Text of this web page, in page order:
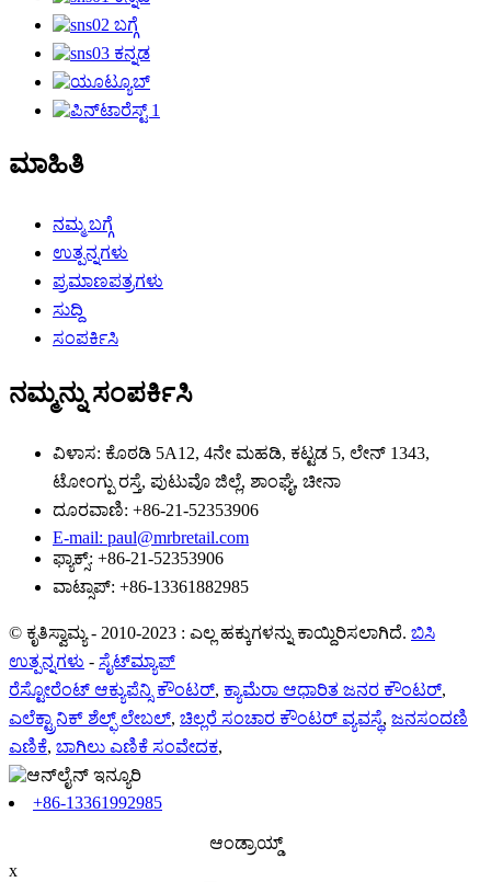
ಮಾಹಿತಿ
ನಮ್ಮ ಬಗ್ಗೆ
ಉತ್ಪನ್ನಗಳು
ಪ್ರಮಾಣಪತ್ರಗಳು
ಸುದ್ದಿ
ಸಂಪರ್ಕಿಸಿ
ನಮ್ಮನ್ನು ಸಂಪರ್ಕಿಸಿ
ವಿಳಾಸ: ಕೊಠಡಿ 5A12, 4ನೇ ಮಹಡಿ, ಕಟ್ಟಡ 5, ಲೇನ್ 1343,
ಟೋಂಗ್ಪು ರಸ್ತೆ, ಪುಟುವೊ ಜಿಲ್ಲೆ, ಶಾಂಘೈ, ಚೀನಾ
ದೂರವಾಣಿ: +86-21-52353906
E-mail: paul@mrbretail.com
ಫ್ಯಾಕ್ಸ್: +86-21-52353906
ವಾಟ್ಸಾಪ್: +86-13361882985
© ಕೃತಿಸ್ವಾಮ್ಯ - 2010-2023 : ಎಲ್ಲ ಹಕ್ಕುಗಳನ್ನು ಕಾಯ್ದಿರಿಸಲಾಗಿದೆ. ಬಿಸಿ
ಉತ್ಪನ್ನಗಳು - ಸೈಟ್‌ಮ್ಯಾಪ್
ರೆಸ್ಟೋರೆಂಟ್ ಆಕ್ಯುಪೆನ್ಸಿ ಕೌಂಟರ್, ಕ್ಯಾಮೆರಾ ಆಧಾರಿತ ಜನರ ಕೌಂಟರ್,
ಎಲೆಕ್ಟ್ರಾನಿಕ್ ಶೆಲ್ಫ್ ಲೇಬಲ್, ಚಿಲ್ಲರೆ ಸಂಚಾರ ಕೌಂಟರ್ ವ್ಯವಸ್ಥೆ, ಜನಸಂದಣಿ
ಎಣಿಕೆ, ಬಾಗಿಲು ಎಣಿಕೆ ಸಂವೇದಕ,
+86-13361992985
ಆಂಡ್ರಾಯ್ಡ್
x